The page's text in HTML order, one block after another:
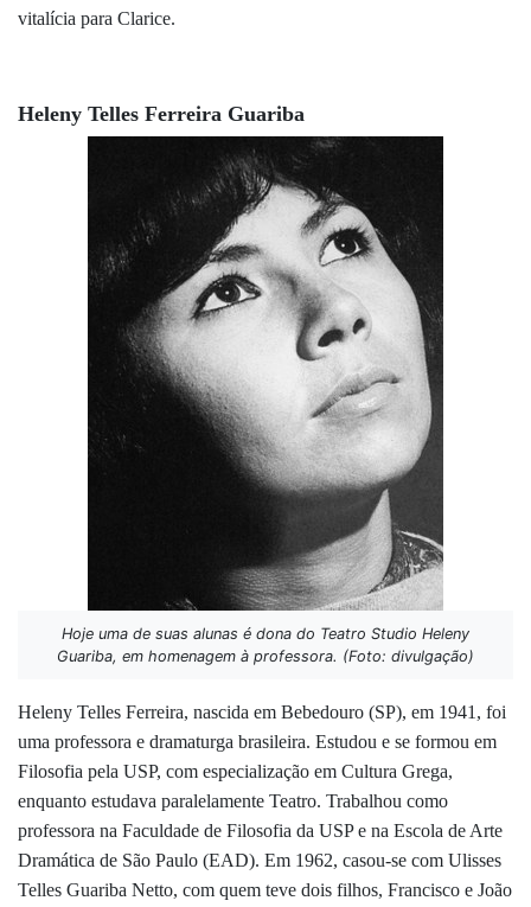
vitalícia para Clarice.
Heleny Telles Ferreira Guariba
Hoje uma de suas alunas é dona do Teatro Studio Heleny
Guariba, em homenagem à professora. (Foto: divulgação)
Heleny Telles Ferreira, nascida em Bebedouro (SP), em 1941, foi
uma professora e dramaturga brasileira. Estudou e se formou em
Filosofia pela USP, com especialização em Cultura Grega,
enquanto estudava paralelamente Teatro. Trabalhou como
professora na Faculdade de Filosofia da USP e na Escola de Arte
Dramática de São Paulo (EAD). Em 1962, casou-se com Ulisses
Telles Guariba Netto, com quem teve dois filhos, Francisco e João